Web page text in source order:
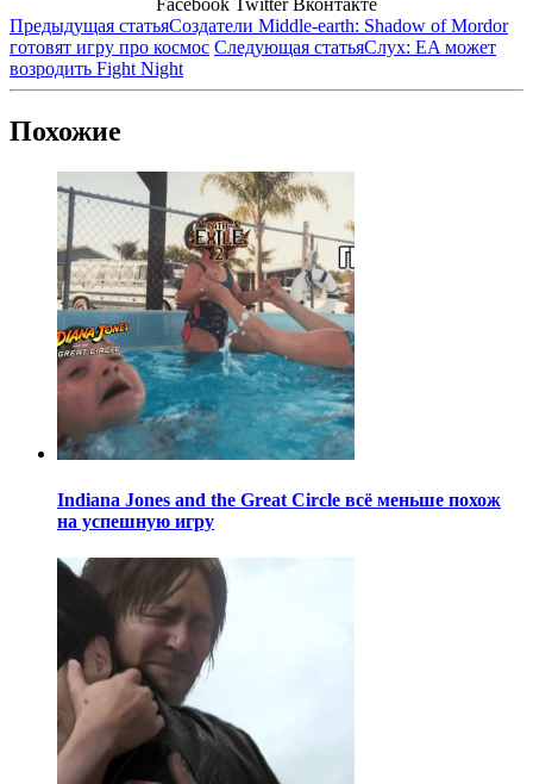
Предыдущая статьяСоздатели Middle-earth: Shadow of Mordor
готовят игру про космос Следующая статьяСлух: EA может
возродить Fight Night
Похожие
Indiana Jones and the Great Circle всё меньше похож
на успешную игру